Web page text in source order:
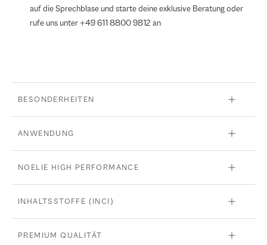
auf die Sprechblase und starte deine exklusive Beratung oder
rufe uns unter +49 611 8800 9812 an
BESONDERHEITEN
ANWENDUNG
NOELIE HIGH PERFORMANCE
INHALTSSTOFFE (INCI)
PREMIUM QUALITÄT